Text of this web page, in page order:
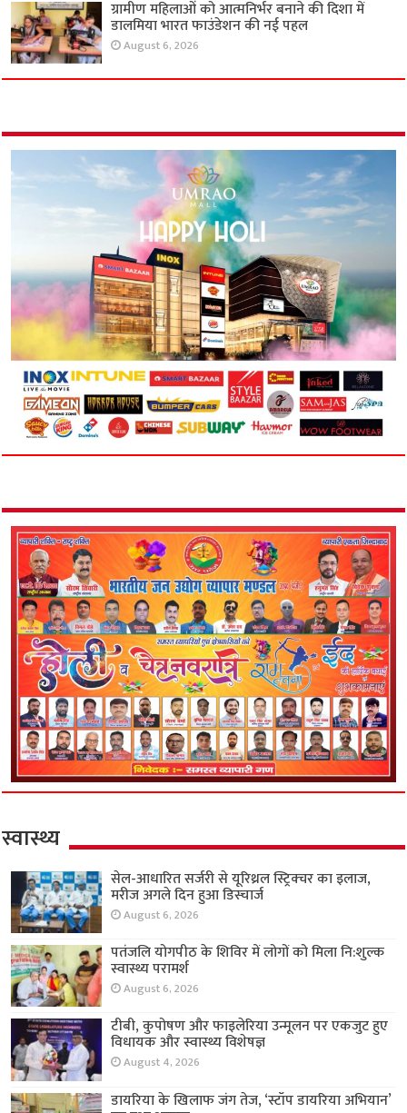
ग्रामीण महिलाओं को आत्मनिर्भर बनाने की दिशा में
डालमिया भारत फाउंडेशन की नई पहल
August 6, 2026
स्वास्थ्य
सेल-आधारित सर्जरी से यूरिथ्रल स्ट्रिक्चर का इलाज,
मरीज अगले दिन हुआ डिस्चार्ज
August 6, 2026
पतंजलि योगपीठ के शिविर में लोगों को मिला नि:शुल्क
स्वास्थ्य परामर्श
August 6, 2026
टीबी, कुपोषण और फाइलेरिया उन्मूलन पर एकजुट हुए
विधायक और स्वास्थ्य विशेषज्ञ
August 4, 2026
डायरिया के खिलाफ जंग तेज, ‘स्टॉप डायरिया अभियान’